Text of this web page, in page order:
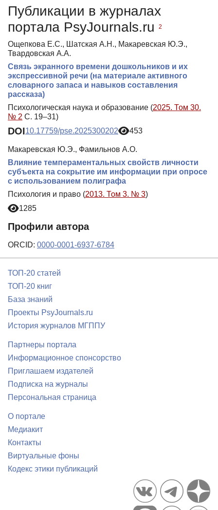
Публикации в журналах
портала PsyJournals.ru
2
Ощепкова Е.С., Шатская А.Н., Макаревская Ю.Э.,
Твардовская А.А.
Связь экранного времени дошкольников и их
экспрессивной речи (на материале активного
словарного запаса и навыков составления
рассказа)
Психологическая наука и образование (2025. Том 30.
№ 2 С. 19–31)
DOI10.17759/pse.2025300202 453
Макаревская Ю.Э., Фамильнов А.О.
Влияние темпераментальных свойств личности
субъекта на сокрытие им информации при опросе
с использованием полиграфа
Психология и право (2013. Том 3. № 3)
1285
Профили автора
ORCID: 0000-0001-6937-6784
ТОП-20 статей
ТОП-20 книг
База знаний
Проекты PsyJournals.ru
История журналов МГППУ
Партнеры портала
Информационное спонсорство
Приглашаем издателей
Подписка на журналы
Персональная страница
О портале
Медиакит
Контакты
Виртуальные фоны
Кодекс этики публикаций